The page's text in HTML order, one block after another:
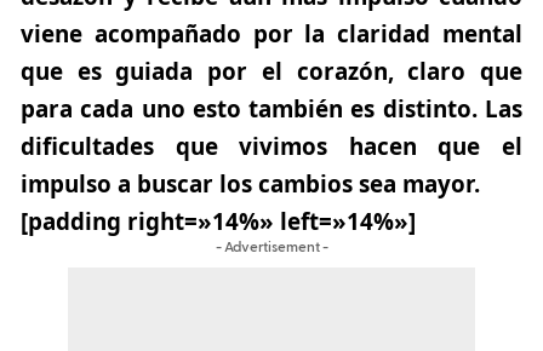
viene acompañado por la claridad mental
que es guiada por el corazón, claro que
para cada uno esto también es distinto. Las
dificultades que vivimos hacen que el
impulso a buscar los cambios sea mayor.
[padding right=»14%» left=»14%»]
- Advertisement -